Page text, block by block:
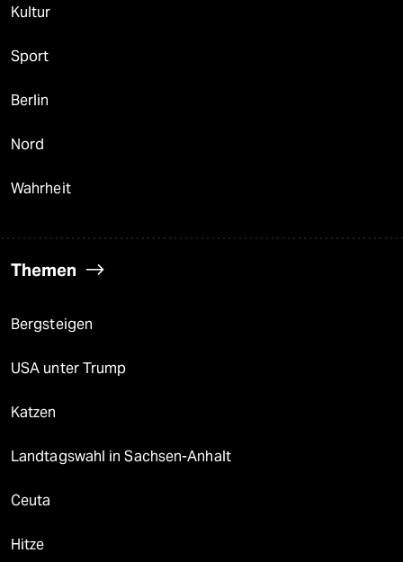
Kultur
Sport
Berlin
Nord
Wahrheit
Themen
Bergsteigen
USA unter Trump
Katzen
Landtagswahl in Sachsen-Anhalt
Ceuta
Hitze